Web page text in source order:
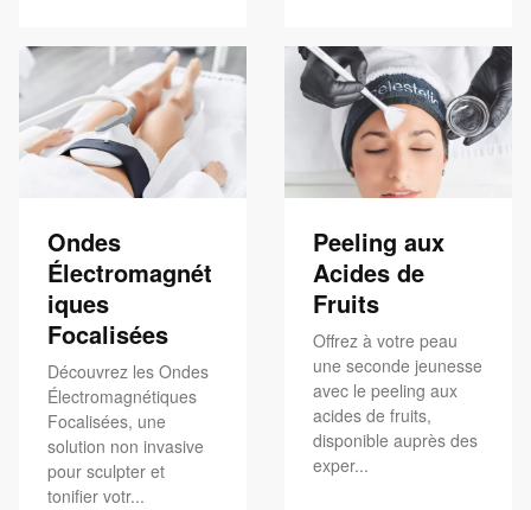
Ondes
Électromagnét
iques
Focalisées
Découvrez les Ondes
Électromagnétiques
Focalisées, une
solution non invasive
pour sculpter et
tonifier votr...
Peeling aux
Acides de
Fruits
Offrez à votre peau
une seconde jeunesse
avec le peeling aux
acides de fruits,
disponible auprès des
exper...